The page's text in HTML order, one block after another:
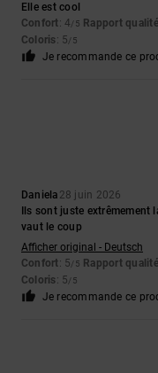
Elle est cool
Confort: 4/5 Rapport
Coloris: 5/5
Je recommande ce
Daniela 28 juin 2026
Ils sont juste
vaut le coup
Afficher original - Deutsch
Confort: 5/5 Rapport
Coloris: 5/5
Je recommande ce